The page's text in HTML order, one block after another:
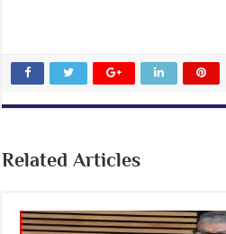
Related Articles